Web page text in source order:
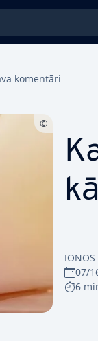
komentāri
07/
6